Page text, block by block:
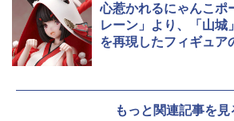
心惹かれるにゃんこポ
レーン」より、「山城
を再現したフィギュア
もっと関連記事を見